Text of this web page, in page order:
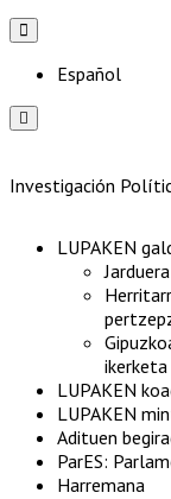
Hamburger
Toggle
Español
Hamburger
Toggle
Investigación
LUPAKEN
ikerketa
LUPAKEN
LUPAKEN
Adituen
ParES:
Harremana